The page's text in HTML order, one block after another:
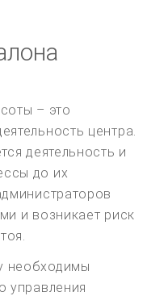
– это
центра.
деятельность и
до их
и возникает риск
необходимы
управления